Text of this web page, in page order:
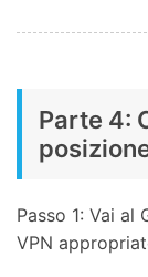
Parte 4:
Passo 1: Vai
VPN